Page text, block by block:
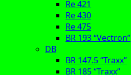
Re 421
Re 430
Re 475
BR 193 “Vectron”
DB
BR 147.5 “Traxx”
BR 185 “Traxx”